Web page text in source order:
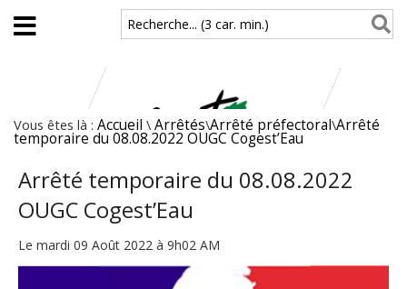
Aller au contenu principal
Recherche... (3 car. min.)
Vous êtes là : Accueil \ Arrêtés\Arrêté préfectoral\Arrêté
temporaire du 08.08.2022 OUGC Cogest’Eau
Arrêté temporaire du 08.08.2022
OUGC Cogest’Eau
Le mardi 09 Août 2022 à 9h02 AM